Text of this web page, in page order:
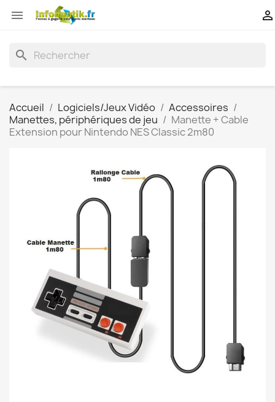
 
search
Accueil Logiciels/Jeux Vidéo
Accessoires
Manettes, périphériques de jeu
Manette + Cable
Extension pour Nintendo NES Classic 2m80